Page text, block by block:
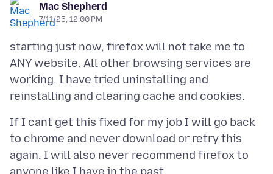
Mac Shepherd
7/11/25, 12:00 PM
starting just now, firefox will not take me to
ANY website. All other browsing services are
working. I have tried uninstalling and
If I cant get this fixed for my job I will go back
to chrome and never download or retry this
again. I will also never recommend firefox to